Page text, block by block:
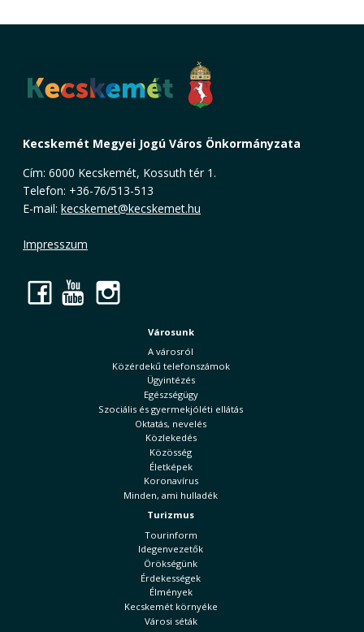
Kecskemét Megyei Jogú Város Önkormányzata
Cím: 6000 Kecskemét, Kossuth tér 1.
Telefon: +36-76/513-513
E-mail: kecskemet@kecskemet.hu
Impresszum
Facebook
YouTube
Városunk
A városról
Közérdekű telefonszámok
Ügyintézés
Egészségügy
Szociális és gyermekjóléti ellátás
Oktatás, nevelés
Közlekedés
Közösség
Életképek
Koronavírus
Minden, ami hulladék
Turizmus
Tourinform
Idegenvezetők
Örökségünk
Érdekességek
Élmények
Kecskemét környéke
Városi séták